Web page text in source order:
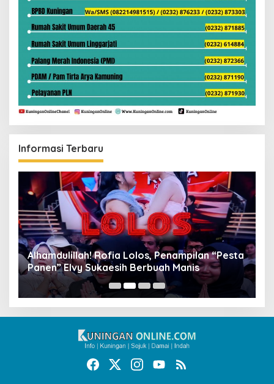
Informasi Terbaru
Alhamdulillah! Rofia Lolos, Penampilan “Pesta
Panen” Elvy Sukaesih Berbuah Manis